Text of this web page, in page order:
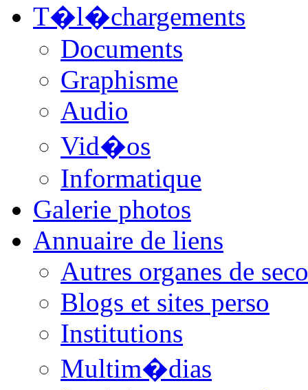
T�l�chargements
Documents
Graphisme
Audio
Vid�os
Informatique
Galerie photos
Annuaire de liens
Autres organes de
Blogs et sites perso
Institutions
Multim�dias